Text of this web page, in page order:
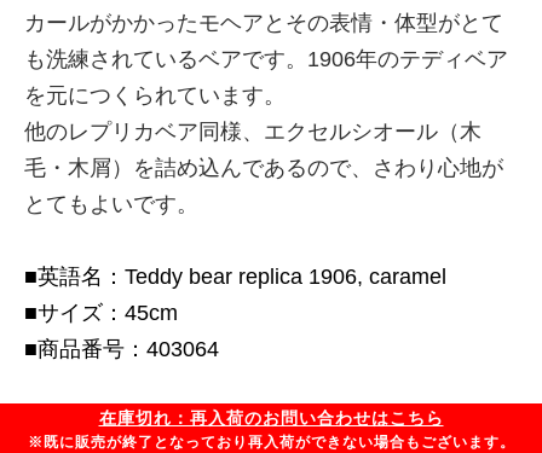
カールがかかったモヘアとその表情・体型がとて
も洗練されているベアです。1906年のテディベア
を元につくられています。
他のレプリカベア同様、エクセルシオール（木
毛・木屑）を詰め込んであるので、さわり心地が
とてもよいです。
■英語名：Teddy bear replica 1906, caramel
■サイズ：45cm
■商品番号：403064
在庫切れ：再入荷のお問い合わせはこちら
※既に販売が終了となっており再入荷ができない場合もございます。